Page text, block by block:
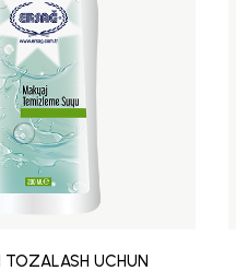
TOZALASH UCHUN